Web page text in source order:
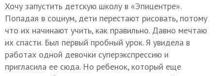
Хочу запустить детскую школу в «Эпицентре».
Попадая в социум, дети перестают рисовать, потому
что их начинают учить, как правильно. Давно мечтаю
их спасти. Был первый пробный урок. Я увидела в
работах одной девочки суперэкспрессию и
пригласила ее сюда. Но ребенок, который еще